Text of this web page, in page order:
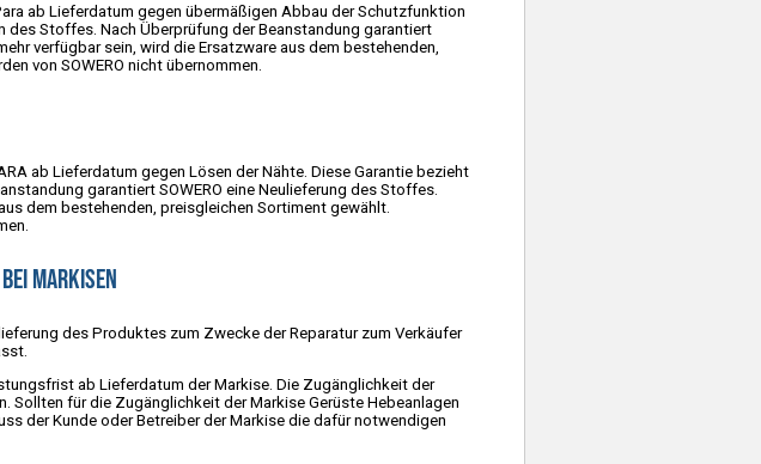
ab Lieferdatum gegen übermäßigen Abbau der Schutzfunktion
Stoffes. Nach Überprüfung der Beanstandung garantiert
verfügbar sein, wird die Ersatzware aus dem bestehenden,
von SOWERO nicht übernommen.
ab Lieferdatum gegen Lösen der Nähte. Diese Garantie bezieht
garantiert SOWERO eine Neulieferung des Stoffes.
dem bestehenden, preisgleichen Sortiment gewählt.
Markisen
des Produktes zum Zwecke der Reparatur zum Verkäufer
ab Lieferdatum der Markise. Die Zugänglichkeit der
Sollten für die Zugänglichkeit der Markise Gerüste Hebeanlagen
der Kunde oder Betreiber der Markise die dafür notwendigen